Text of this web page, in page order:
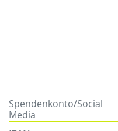
Spendenkonto/Social
Media